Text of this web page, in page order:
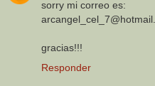
sorry mi correo es:
gracias!!!
Responder